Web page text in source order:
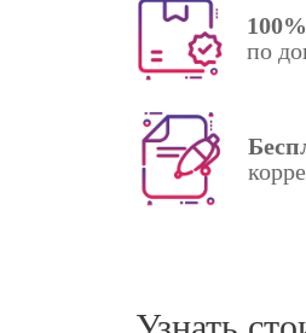
100%
по